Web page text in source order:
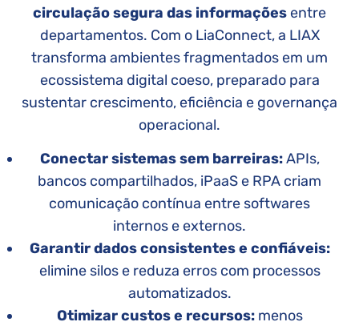
circulação segura das informações entre
departamentos. Com o LiaConnect, a LIAX
transforma ambientes fragmentados em um
ecossistema digital coeso, preparado para
sustentar crescimento, eficiência e governança
operacional.
Conectar sistemas sem barreiras:APIs,
bancos compartilhados, iPaaS e RPA criam
comunicação contínua entre softwares
internos e externos.
Garantir dados consistentes e confiáveis:
elimine silos e reduza erros com processos
automatizados.
Otimizar custos e recursos: menos